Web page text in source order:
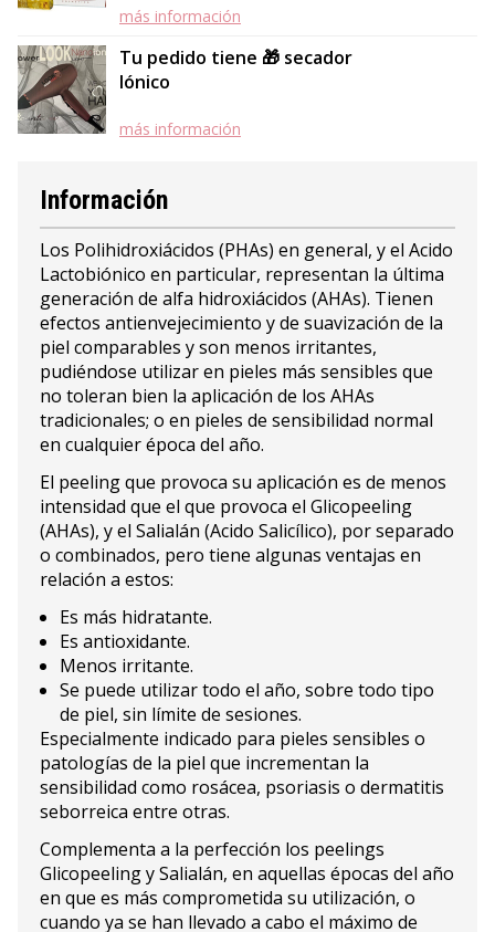
más información
Tu pedido tiene 🎁 secador
Iónico
más información
Información
Los Polihidroxiácidos (PHAs) en general, y el Acido
Lactobiónico en particular, representan la última
generación de alfa hidroxiácidos (AHAs). Tienen
efectos antienvejecimiento y de suavización de la
piel comparables y son menos irritantes,
pudiéndose utilizar en pieles más sensibles que
no toleran bien la aplicación de los AHAs
tradicionales; o en pieles de sensibilidad normal
en cualquier época del año.
El peeling que provoca su aplicación es de menos
intensidad que el que provoca el Glicopeeling
(AHAs), y el Salialán (Acido Salicílico), por separado
o combinados, pero tiene algunas ventajas en
relación a estos:
Es más hidratante.
Es antioxidante.
Menos irritante.
Se puede utilizar todo el año, sobre todo tipo
de piel, sin límite de sesiones.
Especialmente indicado para pieles sensibles o
patologías de la piel que incrementan la
sensibilidad como rosácea, psoriasis o dermatitis
seborreica entre otras.
Complementa a la perfección los peelings
Glicopeeling y Salialán, en aquellas épocas del año
en que es más comprometida su utilización, o
cuando ya se han llevado a cabo el máximo de